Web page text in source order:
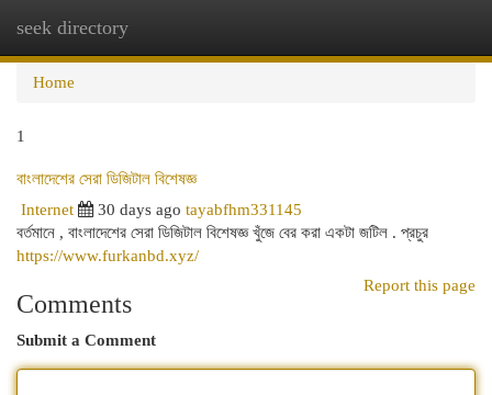
seek directory
Home
1
বাংলাদেশের সেরা ডিজিটাল বিশেষজ্ঞ
Internet
30 days ago tayabfhm331145
বর্তমানে , বাংলাদেশের সেরা ডিজিটাল বিশেষজ্ঞ খুঁজে বের করা একটা জটিল . প্রচুর
https://www.furkanbd.xyz/
Report this page
Comments
Submit a Comment